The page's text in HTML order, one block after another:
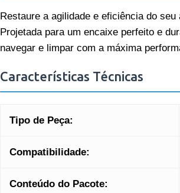
Restaure a agilidade e eficiência do
Projetada para um encaixe perfeito e
navegar e limpar com a máxima
Características Técnicas
Tipo de Peça:
Compatibilidade:
Conteúdo do Pacote: